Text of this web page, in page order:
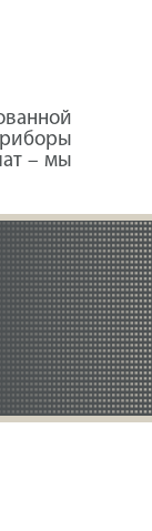
– мы